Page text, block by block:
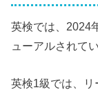
英検では、2024
ューアルされて
英検1級では、